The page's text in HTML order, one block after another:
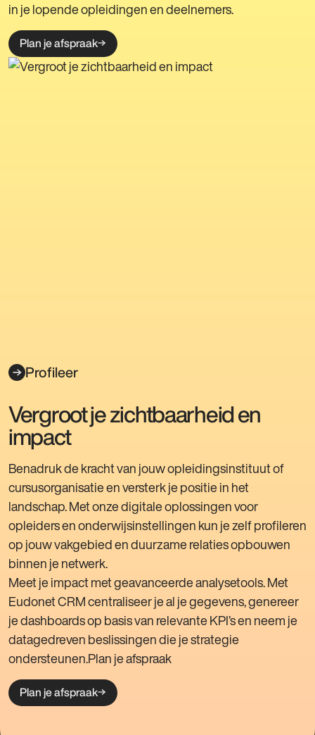
in je lopende opleidingen en deelnemers.
Plan je afspraak
Profileer
Vergroot je zichtbaarheid en
impact
Benadruk de kracht van jouw opleidingsinstituut of
cursusorganisatie en versterk je positie in het
landschap. Met onze digitale oplossingen voor
opleiders en onderwijsinstellingen kun je zelf profileren
op jouw vakgebied en duurzame relaties opbouwen
binnen je netwerk.
Meet je impact met geavanceerde analysetools. Met
Eudonet CRM centraliseer je al je gegevens, genereer
je dashboards op basis van relevante KPI’s en neem je
datagedreven beslissingen die je strategie
ondersteunen.Plan je afspraak
Plan je afspraak